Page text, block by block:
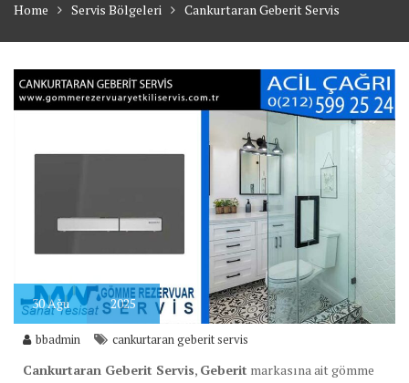
Home Servis Bölgeleri Cankurtaran Geberit Servis
30Ağu 2025
bbadmin cankurtaran geberit servis
Cankurtaran Geberit Servis, Geberit markasına ait gömme